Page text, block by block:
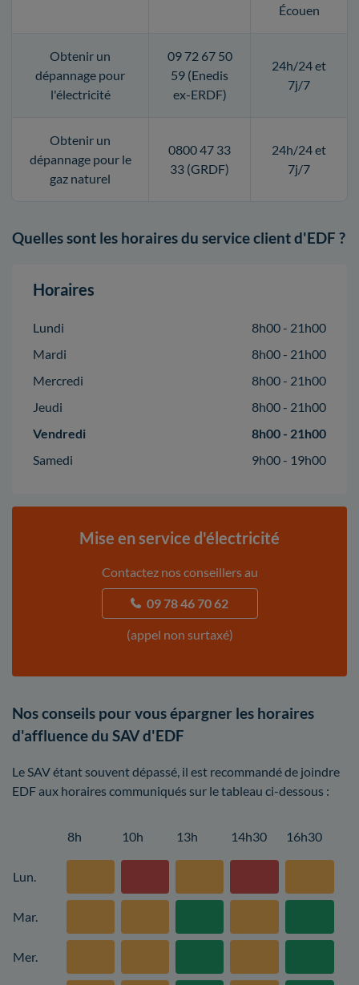
Écouen
Obtenir un
dépannage pour
l'électricité
09 72 67 50
59 (Enedis
ex-ERDF)
24h/24 et
7j/7
Obtenir un
dépannage pour le
gaz naturel
0800 47 33
33 (GRDF)
24h/24 et
7j/7
Quelles sont les horaires du service client d'EDF ?
Horaires
Lundi
8h00 - 21h00
Mardi
8h00 - 21h00
Mercredi
8h00 - 21h00
Jeudi
8h00 - 21h00
Vendredi
8h00 - 21h00
Samedi
9h00 - 19h00
Mise en service d'électricité
Contactez nos conseillers au
09 78 46 70 62
(appel non surtaxé)
Nos conseils pour vous épargner les horaires
d'affluence du SAV d'EDF
Le SAV étant souvent dépassé, il est recommandé de joindre
EDF aux horaires communiqués sur le tableau ci-dessous :
8h 10h 13h 14h30 16h30
Lun.
Mar.
Mer.